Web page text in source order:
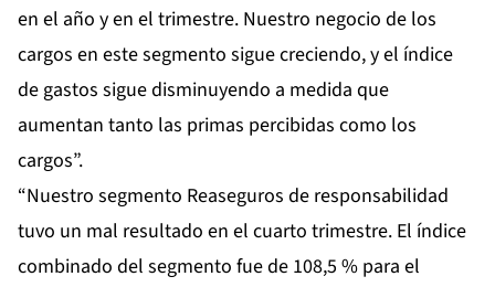
en el año y en el trimestre. Nuestro negocio de los
cargos en este segmento sigue creciendo, y el índice
de gastos sigue disminuyendo a medida que
aumentan tanto las primas percibidas como los
cargos”.
“Nuestro segmento Reaseguros de responsabilidad
tuvo un mal resultado en el cuarto trimestre. El índice
combinado del segmento fue de 108,5 % para el